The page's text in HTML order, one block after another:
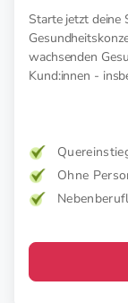
Starte jetzt deine
Gesundheitskonzept von
wachsenden
Kund:innen -
Konzept.
Ohne